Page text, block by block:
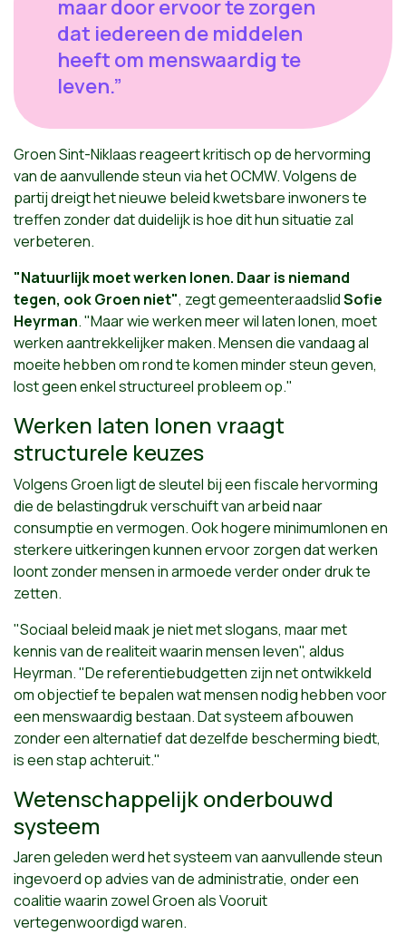
maar door ervoor te zorgen
dat iedereen de middelen
heeft om menswaardig te
leven.”
Groen Sint-Niklaas reageert kritisch op de hervorming
van de aanvullende steun via het OCMW. Volgens de
partij dreigt het nieuwe beleid kwetsbare inwoners te
treffen zonder dat duidelijk is hoe dit hun situatie zal
verbeteren.
"Natuurlijk moet werken lonen. Daar is niemand
tegen, ook Groen niet", zegt gemeenteraadslidSofie
Heyrman. "Maar wie werken meer wil laten lonen, moet
werken aantrekkelijker maken. Mensen die vandaag al
moeite hebben om rond te komen minder steun geven,
lost geen enkel structureel probleem op."
Werken laten lonen vraagt
structurele keuzes
Volgens Groen ligt de sleutel bij een fiscale hervorming
die de belastingdruk verschuift van arbeid naar
consumptie en vermogen. Ook hogere minimumlonen en
sterkere uitkeringen kunnen ervoor zorgen dat werken
loont zonder mensen in armoede verder onder druk te
zetten.
"Sociaal beleid maak je niet met slogans, maar met
kennis van de realiteit waarin mensen leven", aldus
Heyrman. "De referentiebudgetten zijn net ontwikkeld
om objectief te bepalen wat mensen nodig hebben voor
een menswaardig bestaan. Dat systeem afbouwen
zonder een alternatief dat dezelfde bescherming biedt,
is een stap achteruit."
Wetenschappelijk onderbouwd
systeem
Jaren geleden werd het systeem van aanvullende steun
ingevoerd op advies van de administratie, onder een
coalitie waarin zowel Groen als Vooruit
vertegenwoordigd waren.